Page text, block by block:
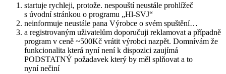
startuje rychleji, protože. nespouští neustále prohlížeč
s úvodní stránkou o programu „Hl-SVJ“
neinformuje neustále pana Výrobce o svém spuštění…
a registrovaným uživatelům doporučuji reklamovat a případně
program v ceně ~500Kč vrátit výrobci nazpět. Domnívám že
funkcionalita která nyní není k dispozici zaujímá
PODSTATNÝ požadavek který by měl splňovat a to
nyní nečiní